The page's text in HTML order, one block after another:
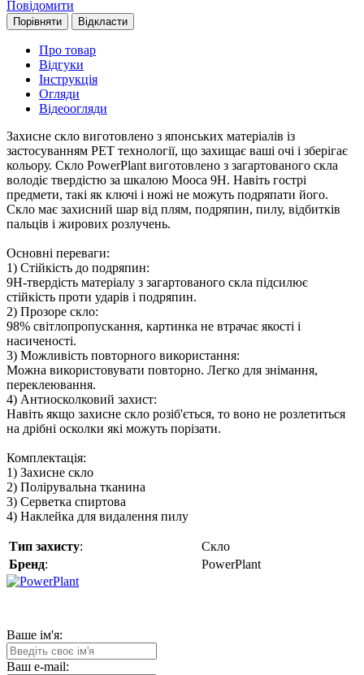
Повідомити
Порівняти Відкласти
Про товар
Відгуки
Інструкція
Огляди
Відеоогляди
Захисне скло виготовлено з японських матеріалів із
застосуванням PET технології, що захищає ваші очі і зберігає
кольору. Скло PowerPlant виготовлено з загартованого скла
володіє твердістю за шкалою Мооса 9H. Навіть гострі
предмети, такі як ключі і ножі не можуть подряпати його.
Скло має захисний шар від плям, подряпин, пилу, відбитків
пальців і жирових розлучень.
Основні переваги:
1) Стійкість до подряпин:
9H-твердість матеріалу з загартованого скла підсилює
стійкість проти ударів і подряпин.
2) Прозоре скло:
98% світлопропускання, картинка не втрачає якості і
насиченості.
3) Можливість повторного використання:
Можна використовувати повторно. Легко для знімання,
переклеювання.
4) Антиосколковий захист:
Навіть якщо захисне скло розіб'ється, то воно не розлетиться
на дрібні осколки які можуть порізати.
Комплектація:
1) Захисне скло
2) Полірувальна тканина
3) Серветка спиртова
4) Наклейка для видалення пилу
Тип захисту:
Скло
Бренд: PowerPlant
Ваше ім'я:
Ваш e-mail: